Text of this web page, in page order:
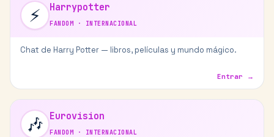
⚡ Harrypotter
FANDOM · INTERNACIONAL
Chat de Harry Potter — libros, películas y mundo mágico.
Entrar →
🎶 Eurovision
FANDOM · INTERNACIONAL